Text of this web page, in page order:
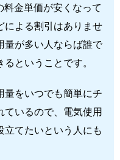
金単価が安くなって
による割引はありませ
量が多い人ならば誰で
ということです。
量をいつでも簡単にチ
ているので、電気使用
てたいという人にも